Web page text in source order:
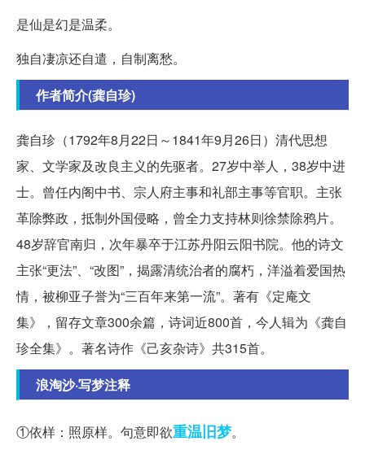
是仙是幻是温柔。
独自凄凉还自遣，自制离愁。
作者简介(龚自珍)
龚自珍（1792年8月22日～1841年9月26日）清代思想
家、文学家及改良主义的先驱者。27岁中举人，38岁中进
士。曾任内阁中书、宗人府主事和礼部主事等官职。主张
革除弊政，抵制外国侵略，曾全力支持林则徐禁除鸦片。
48岁辞官南归，次年暴卒于江苏丹阳云阳书院。他的诗文
主张“更法”、“改图”，揭露清统治者的腐朽，洋溢着爱国热
情，被柳亚子誉为“三百年来第一流”。著有《定庵文
集》，留存文章300余篇，诗词近800首，今人辑为《龚自
珍全集》。著名诗作《己亥杂诗》共315首。
浪淘沙·写梦注释
①依样：照原样。句意即欲重温旧梦。